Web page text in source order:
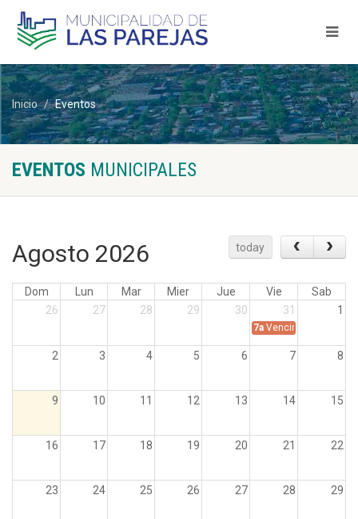
Inicio Eventos
EVENTOS MUNICIPALES
Agosto 2026 today
Dom Lun Mar Mier Jue Vie
Sab
26
27 28 29 30 31 1
7a Vencimiento Tasa
2 3 4 5 6 7 8
9 10 11 12 13 14 15
16 17 18 19 20 21 22
23 24 25 26 27 28 29